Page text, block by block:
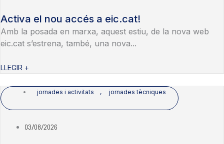
Activa el nou accés a eic.cat!
Amb la posada en marxa, aquest estiu, de la nova web
eic.cat s’estrena, també, una nova...
LLEGIR +
jornades i activitats , jornades tècniques
03/08/2026